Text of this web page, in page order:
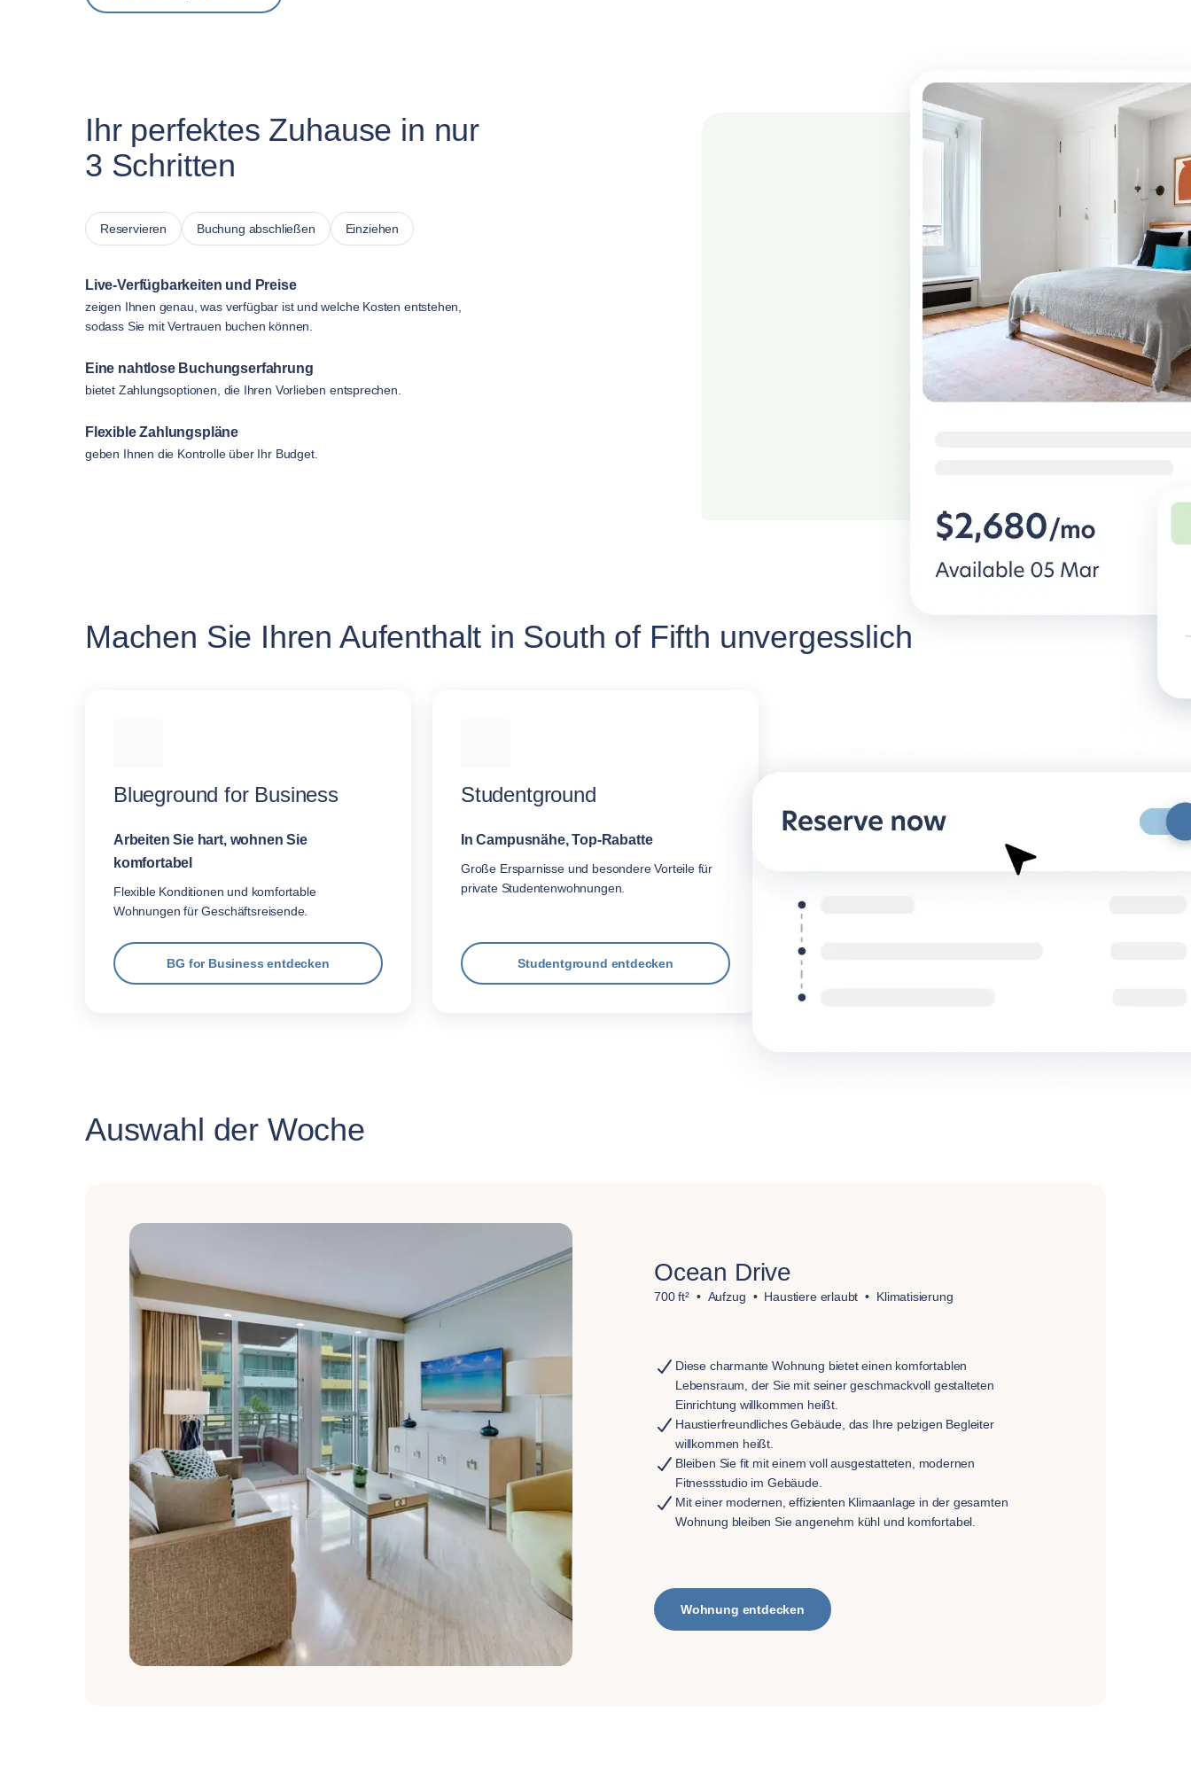
Ihr perfektes Zuhause in nur
3 Schritten
Reservieren Buchung abschließen Einziehen
Live-Verfügbarkeiten und Preise
zeigen Ihnen genau, was verfügbar ist und welche Kosten entstehen,
sodass Sie mit Vertrauen buchen können.
Eine nahtlose Buchungserfahrung
bietet Zahlungsoptionen, die Ihren Vorlieben entsprechen.
Flexible Zahlungspläne
geben Ihnen die Kontrolle über Ihr Budget.
Machen Sie Ihren Aufenthalt in South of Fifth unvergesslich
Blueground for Business
Arbeiten Sie hart, wohnen Sie
komfortabel
Flexible Konditionen und komfortable
Wohnungen für Geschäftsreisende.
BG for Business entdecken
Studentground
In Campusnähe, Top-Rabatte
Große Ersparnisse und besondere Vorteile für
private Studentenwohnungen.
Studentground entdecken
Auswahl der Woche
Ocean Drive
700 ft² Aufzug Haustiere erlaubt Klimatisierung
Diese charmante Wohnung bietet einen komfortablen
Lebensraum, der Sie mit seiner geschmackvoll gestalteten
Einrichtung willkommen heißt.
Haustierfreundliches Gebäude, das Ihre pelzigen Begleiter
willkommen heißt.
Bleiben Sie fit mit einem voll ausgestatteten, modernen
Fitnessstudio im Gebäude.
Mit einer modernen, effizienten Klimaanlage in der gesamten
Wohnung bleiben Sie angenehm kühl und komfortabel.
Wohnung entdecken